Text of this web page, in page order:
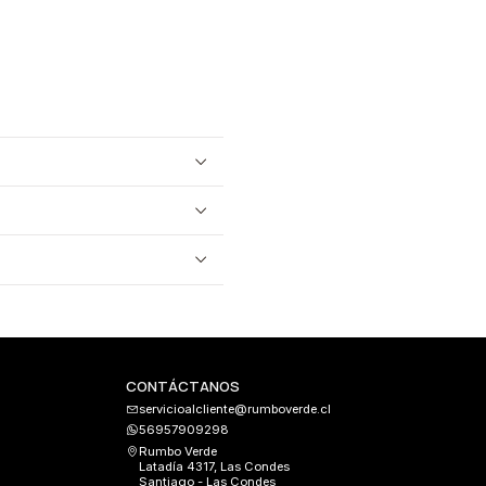
CONTÁCTANOS
servicioalcliente@rumboverde.cl
56957909298
Rumbo Verde
Latadía 4317, Las Condes
Santiago - Las Condes